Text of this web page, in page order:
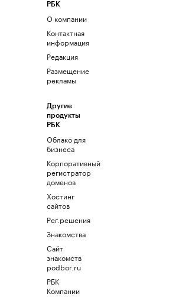
РБК
О компании
Контактная
информация
Редакция
Размещение
рекламы
Другие
продукты
РБК
Облако для
бизнеса
Корпоративный
регистратор
доменов
Хостинг
сайтов
Рег.решения
Знакомства
Сайт
знакомств
podbor.ru
РБК
Компании